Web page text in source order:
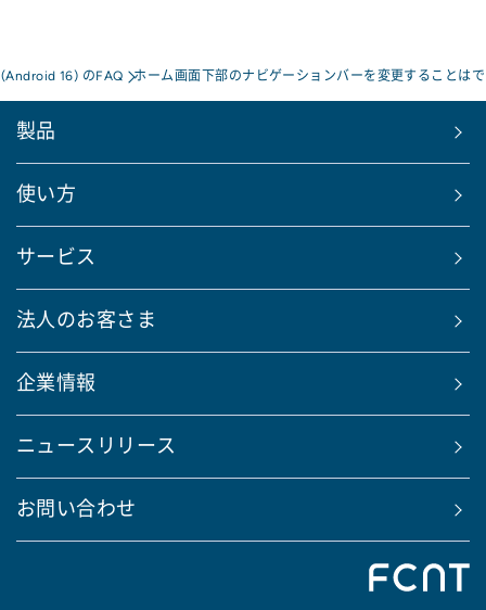
16) のFAQ ホーム画面下部のナビゲーションバーを変更することは
製品
使い方
サービス
法人のお客さま
企業情報
ニュースリリース
お問い合わせ